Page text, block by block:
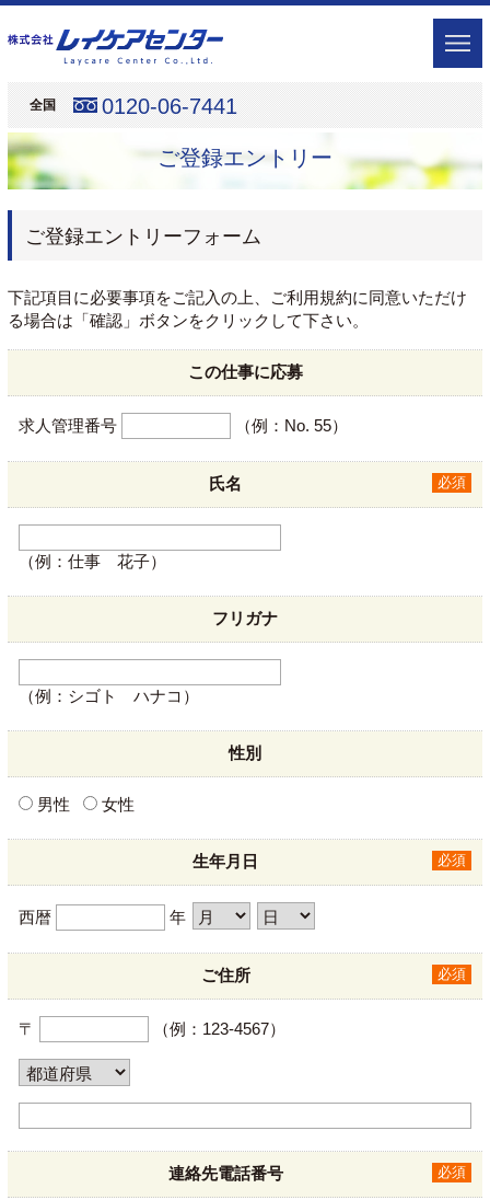
全国 0120-06-7441
ご登録エントリー
ご登録エントリーフォーム
下記項目に必要事項をご記入の上、ご利用規約に同意いただけ
る場合は「確認」ボタンをクリックして下さい。
この仕事に応募
求人管理番号 （例：No. 55）
氏名 必須
（例：仕事 花子）
フリガナ
（例：シゴト ハナコ）
性別
男性 女性
生年月日 必須
西暦 年
ご住所 必須
〒 （例：123-4567）
連絡先電話番号 必須